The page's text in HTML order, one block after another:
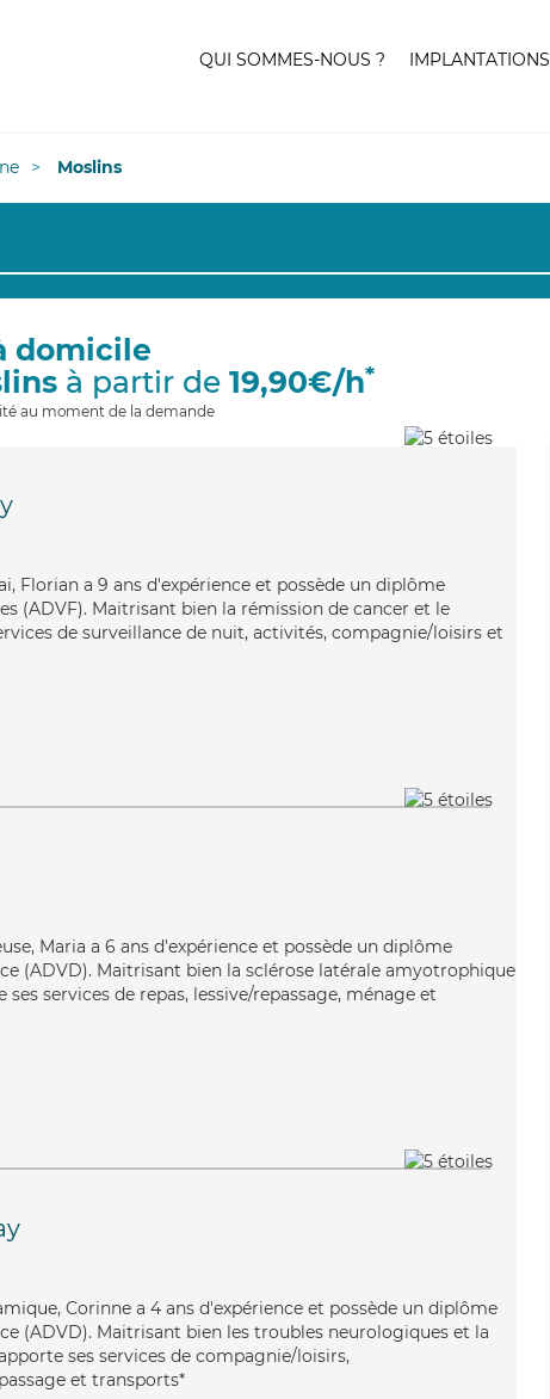
QUI SOMMES-NOUS ? IMPLANTATIONS
Moslins
domicile
à partir de 19,90€/h*
au moment de la demande
Florian a 9 ans d'expérience et possède un diplôme
(ADVF). Maitrisant bien la rémission de cancer et le
de surveillance de nuit, activités, compagnie/loisirs et
Maria a 6 ans d'expérience et possède un diplôme
(ADVD). Maitrisant bien la sclérose latérale amyotrophique
services de repas, lessive/repassage, ménage et
Corinne a 4 ans d'expérience et possède un diplôme
(ADVD). Maitrisant bien les troubles neurologiques et la
ses services de compagnie/loisirs,
et transports*